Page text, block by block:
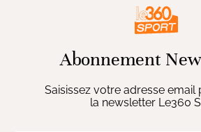
Abonnement
Saisissez votre adresse
la newsletter Le360